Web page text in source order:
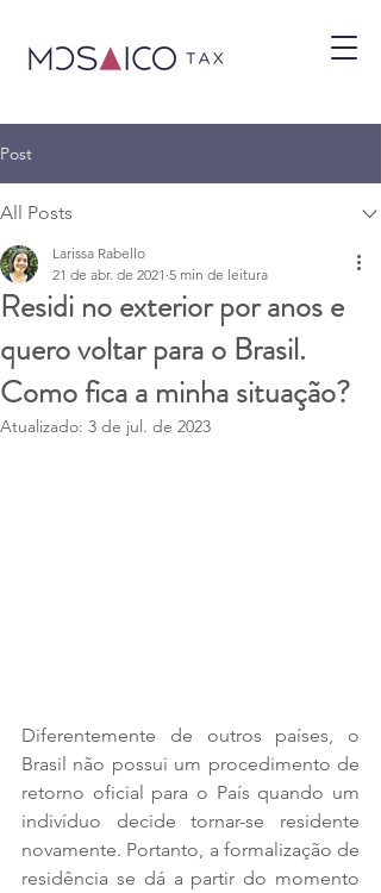
Post
All Posts
Residi no exterior por anos e
quero voltar para o Brasil.
Como fica a minha situação?
Larissa Rabello
21 de abr. de 2021 5 min de leitura
Atualizado: 3 de jul. de 2023
Diferentemente de outros países, o
Brasil não possui um procedimento de
retorno oficial para o País quando um
indivíduo decide tornar-se residente
novamente. Portanto, a formalização de
residência se dá a partir do momento